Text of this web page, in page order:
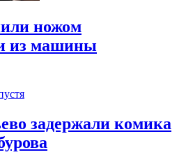
ножом
из машины
задержали комика